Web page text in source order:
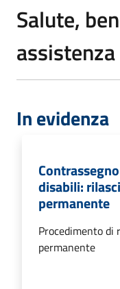
Salute,
assistenza
In evidenza
disabili:
permanente
Procedimento di
permanente